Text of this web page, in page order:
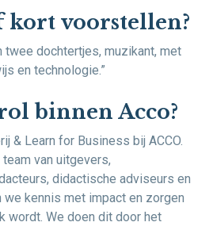
kort voorstellen?
twee dochtertjes, muzikant, met
en technologie.”
binnen Acco?
& Learn for Business bij ACCO.
van uitgevers,
didactische adviseurs en
we kennis met impact en zorgen
wordt. We doen dit door het